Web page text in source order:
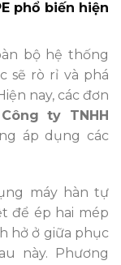
phổ biến hiện
bộ hệ thống
sẽ rò rỉ và phá
nay, các đơn
Công ty TNHH
áp dụng các
máy hàn tự
để ép hai mép
hở ở giữa phục
này. Phương